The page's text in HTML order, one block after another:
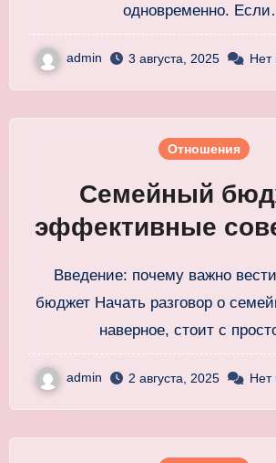
одновременно.
admin 3 августа, 2025 Нет
Отношения
Семейный
эффективные
расходов
Введение: почему важно вести семейный
бюджет Начать разговор о
наверное, стоит с
admin 2 августа, 2025 Нет